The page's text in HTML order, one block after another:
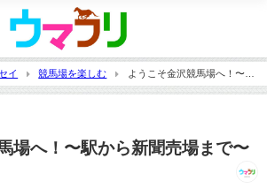
イ 競馬場を楽しむ
ようこそ金沢競馬場へ！〜駅
場へ！〜駅から新聞売場まで〜